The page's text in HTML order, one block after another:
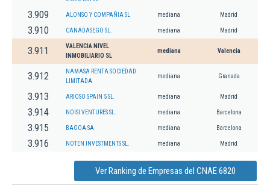
3.909 ALONSO Y COMPAÑIA SL mediana Madrid
3.910 CANADASEGO SL. mediana Madrid
3.911
VALENCIA NIVEL
INMOBILIARIO SL
mediana Valencia
3.912
NAMASA RENTA SOCIEDAD
LIMITADA
mediana Granada
3.913 ARIOSO SPAIN 5 SL. mediana Madrid
3.914 NOISI VENTURES SL. mediana Barcelona
3.915 BAGOA SA mediana Barcelona
3.916 NOTEN INVESTMENTS SL. mediana Madrid
Ver Ranking de Empresas del CNAE 6820